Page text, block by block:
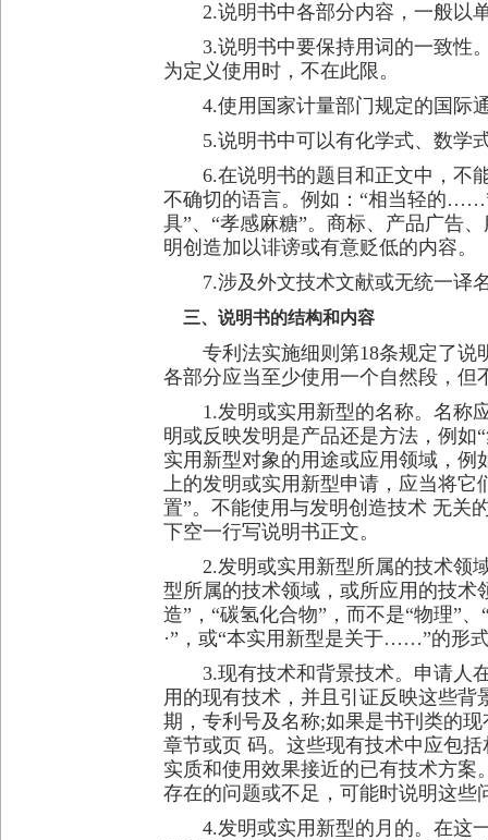
2.说明书中各部分内容，一般以
3.说明书中要保持用词的一致性。
为定义使用时，不在此限。
4.使用国家计量部门规定的国际
5.说明书中可以有化学式、数学
6.在说明书的题目和正文中，不
不确切的语言。例如：“相当轻的
具”、“孝感麻糖”。商标、产品广告
明创造加以诽谤或有意贬低的内容。
7.涉及外文技术文献或无统一译
三、说明书的结构和内容
专利法实施细则第18条规定了说
各部分应当至少使用一个自然段，但
1.发明或实用新型的名称。名称应
明或反映发明是产品还是方法，例如
实用新型对象的用途或应用领域，例
上的发明或实用新型申请，应当将它
置”。不能使用与发明创造技术 无关
下空一行写说明书正文。
2.发明或实用新型所属的技术领域
型所属的技术领域，或所应用的技术
造”，“碳氢化合物”，而不是“物理”
·”，或“本实用新型是关于……”的形
3.现有技术和背景技术。申请人在
用的现有技术，并且引证反映这些
期，专利号及名称;如果是书刊类的
章节或页 码。这些现有技术中应包
实质和使用效果接近的已有技术方
存在的问题或不足，可能时说明这
4.发明或实用新型的月的。在这一